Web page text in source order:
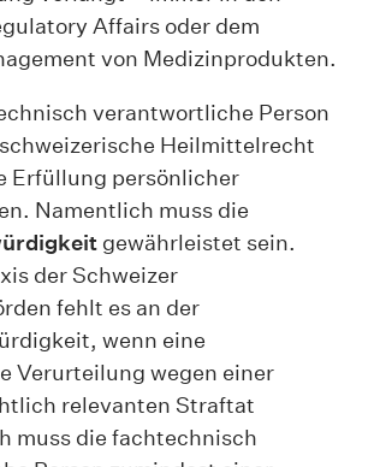
Affairs oder dem
von Medizinprodukten.
verantwortliche Person
Heilmittelrecht
Erfüllung persönlicher
Namentlich muss die
gewährleistet sein.
der Schweizer
fehlt es an der
wenn eine
Verurteilung wegen einer
relevanten Straftat
muss die fachtechnisch